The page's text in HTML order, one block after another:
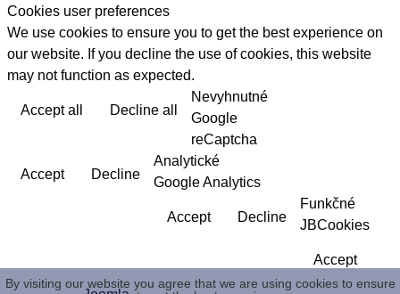
Cookies user preferences
We use cookies to ensure you to get the best experience on
our website. If you decline the use of cookies, this website
may not function as expected.
Accept all Decline all
Nevyhnutné
Google
reCaptcha
Accept Decline
Analytické
Google Analytics
Accept Decline
Funkčné
JBCookies
Accept
By visiting our website you agree that we are using cookies to ensure